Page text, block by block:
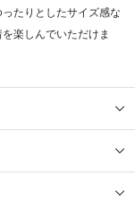
たりとしたサイズ感な
楽しんでいただけま